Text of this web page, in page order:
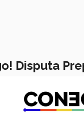
Disputa
escuelas